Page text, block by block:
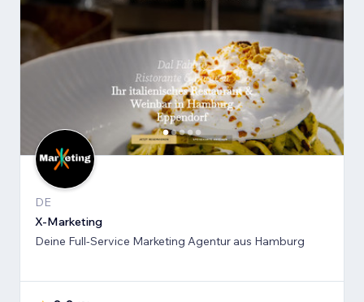
DE
X-Marketing
Deine Full-Service Marketing Agentur aus Hamburg